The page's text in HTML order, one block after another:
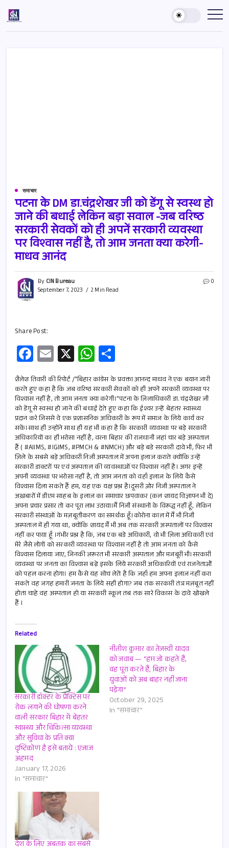
content
Country
Inside
India's
News
समाचार
पटना के DM डा.चंद्रशेखर जी को डेंगू से स्वस्थ हो
जाने की बधाई लेकिन बड़ा सवाल -जब वरिष्ठ
सरकारी सेवकों को ही अपनें सरकारी व्यवस्था
पर विश्वास नहीं है, तो आम जनता क्या करेगी-
माधव आनंद
By CIN Bureau
September 7, 2023
2 Min Read
0
Share Post:
Fa
ce
b
o
o
k
E
m
ail
X W
h
at
s
A
p
p
h
ar
e
शैलेश तिवारी की रिपोर्ट /“बिहार कांग्रेस के प्रवक्ता आनन्द माधव ने एक बयान जारी
करते हुए कहा है कि जब वरिष्ठ सरकारी सेवकों को ही अपनें सरकारी व्यवस्था पर
विश्वास नहीं है, तो आम जनता क्या करेगी।”पटना के ज़िलाधिकारी डा. चंद्रशेखर जी
को डेंगू से स्वस्थ हो जाने की बधाई देते हुए कहा कि ईश्वर उन्हें बेहतर स्वास्थ्य
प्रदान करे जिससे वे एक प्रशासनिक अधिकारी के रूप में समाज के लिये कार्य कर
सकें।साथ ही उन्होंने साथ ही यह भी कहा है कि सरकारी व्यवस्था पर बड़े सरकारी
अधिकारियों का ही भरोसा नहीं है, वरना बिहार की राजधानी जहां चार बड़े अस्पताल
हैं ( #AIIMS, #IGIMS, #PMCH & #NMCH) और बड़े बडे सरकारी दावे भी, फिर भी
ज़िले के सबसे बड़े अधिकारी निजी अस्पताल में अपना इलाज कराते क्योंकि उन्हें
सरकारी डाक्टरों पर एवं अस्पताल की व्यवस्थाओं पर विश्वास नहीं है। अगर इन्हें
अपनी व्यवस्था पर भरोसा नहीं है, तो आम जनता को वहाँ इलाज के लिये कैसे
विश्वास दिला सकते हैं हम, यह एक यक्ष प्रश्न है।दूसरी ओर निजी अस्पताल ने
अख़बारों में डीएम साहब के इलाज का समाचार छपवाकर (कल शायद विज्ञापन भी दे)
अपना प्रचार प्रसार तो कर पूरा लाभ उठाया।मैं निजी संस्थानों के विरूद्ध नहीं हूँ, लेकिन
सरकारी संस्थाओं के मज़बूतीकरण का समर्थक हूँ।कोरोना काल में मैं भी निजी
अस्पताल में ही गया था, क्योंकि शायद मैं भी अब तक सरकारी अस्पतालों पर विश्वास
नहीं कर पाया हूँ ।गंभीर प्रश्न है कि, जब एक बडे अधिकारी, वो भी ज़िला अधिकारी एवं
मेरे जैसे लोगों को सरकारी व्यवस्था पर विश्वास नहीं है तो आम जनता को कैसे
विश्वास दिलाया जाए, जिनकी ज़रूरत भी सरकारी अस्पताल और मजबूरी भी।सरकारी
व्यवस्था पर जनता का विश्वास बढ़े इसके लिये सरकारी अधिकारियों एवं राजनेताओें
को पहल करना होगा। हम कैसे यह सोच लेतें है कि जहाँ हम अपना इलाज नहीं करा
सकते वह जगह हमारी जनता के लिये सही होगा? जब तक सरकारी तंत्र मज़बूत नहीं
होता चाहे वह अस्पताल हो या सरकारी स्कूल तब तक सारे विकास के दावे खोखले
हैं ।
Related
सरकारी डॉक्टर के प्रैक्टिस पर
रोक लगाने की घोषणा करने
वाली सरकार बिहार में बेहतर
स्वास्थ्य और चिकित्सा व्यवस्था
और सुविधा के प्रति क्या
दृष्टिकोण है इसे बताये : एजाज
अहमद
January 17, 2026
In "समाचार"
नीतीश कुमार का तेजस्वी यादव
को जवाब — “हम जो कहते हैं,
वह पूरा करते हैं, बिहार के
युवाओं को अब बाहर नहीं जाना
पड़ेगा”
October 29, 2025
In "समाचार"
देश के लिए अबतक का सबसे